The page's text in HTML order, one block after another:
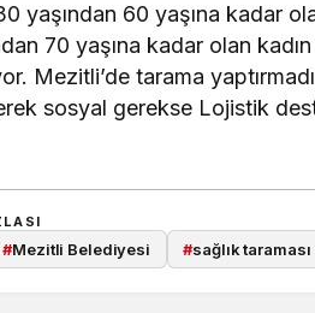
yaşından 60 yaşına kadar
70 yaşına kadar olan
Mezitli’de tarama
sosyal gerekse Lojistik
#Mezitli Belediyesi #sağlık taraması